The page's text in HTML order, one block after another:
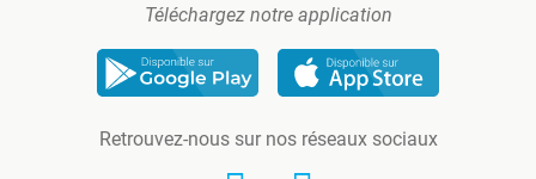
Téléchargez notre application
Retrouvez-nous sur nos réseaux sociaux